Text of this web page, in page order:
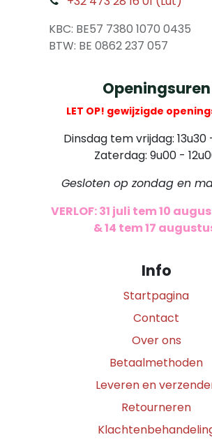
KBC: BE57 7380 1070 0435
​ BTW: BE 0862 237 057
Openingsuren
LET OP! gewijzigde
Dinsdag tem vrijdag: 13u30
Zaterdag: 9u00 -
Gesloten op zondag en
VERLOF: 31 juli tem 10
& 14 tem 17
Info
Startpagina
Contact
Over ons
Betaalmethoden
Leveren en
Retourneren